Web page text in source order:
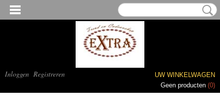
Inloggen Registreren
UW WINKELWAGEN
Geen producten (0)